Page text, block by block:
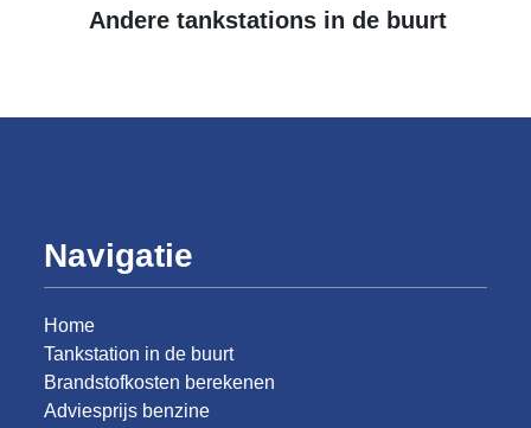
Andere tankstations in de buurt
Navigatie
Home
Tankstation in de buurt
Brandstofkosten berekenen
Adviesprijs benzine